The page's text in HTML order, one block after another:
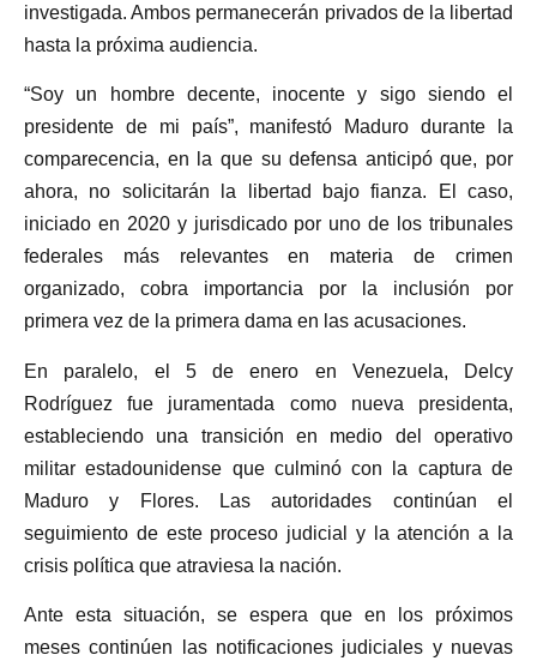
investigada. Ambos permanecerán privados de la libertad
hasta la próxima audiencia.
“Soy un hombre decente, inocente y sigo siendo el
presidente de mi país”, manifestó Maduro durante la
comparecencia, en la que su defensa anticipó que, por
ahora, no solicitarán la libertad bajo fianza. El caso,
iniciado en 2020 y jurisdicado por uno de los tribunales
federales más relevantes en materia de crimen
organizado, cobra importancia por la inclusión por
primera vez de la primera dama en las acusaciones.
En paralelo, el 5 de enero en Venezuela, Delcy
Rodríguez fue juramentada como nueva presidenta,
estableciendo una transición en medio del operativo
militar estadounidense que culminó con la captura de
Maduro y Flores. Las autoridades continúan el
seguimiento de este proceso judicial y la atención a la
crisis política que atraviesa la nación.
Ante esta situación, se espera que en los próximos
meses continúen las notificaciones judiciales y nuevas